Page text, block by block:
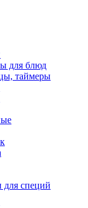
для блюд
таймеры
специй